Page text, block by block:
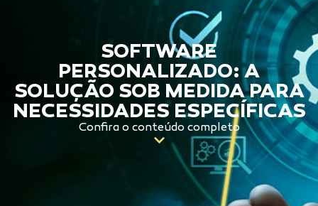
SOFTWARE
PERSONALIZADO: A
SOLUÇÃO SOB MEDIDA PARA
NECESSIDADES ESPECÍFICAS
Confira o conteúdo completo